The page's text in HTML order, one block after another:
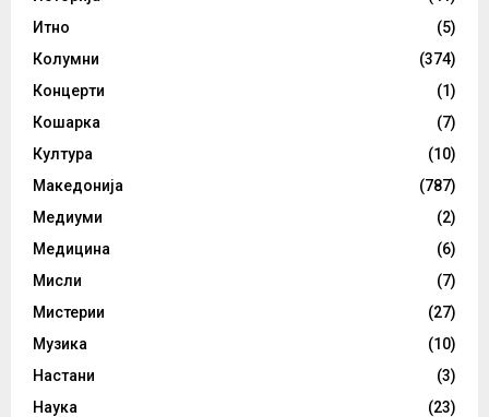
Итно
(5)
Колумни
(374)
Концерти
(1)
Кошарка
(7)
Култура
(10)
Македонија
(787)
Медиуми
(2)
Медицина
(6)
Мисли
(7)
Мистерии
(27)
Музика
(10)
Настани
(3)
Наука
(23)